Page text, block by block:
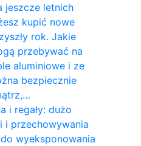
jeszcze letnich
kupić nowe
rok. Jakie
przebywać na
aluminiowe i ze
bezpiecznie
i regały: dużo
i przechowywania
wyeksponowania